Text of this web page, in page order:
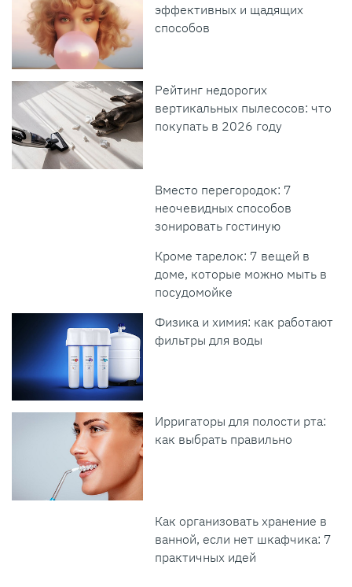
эффективных и щадящих
способов
Рейтинг недорогих
вертикальных пылесосов: что
покупать в 2026 году
Вместо перегородок: 7
неочевидных способов
зонировать гостиную
Кроме тарелок: 7 вещей в
доме, которые можно мыть в
посудомойке
Физика и химия: как работают
фильтры для воды
Ирригаторы для полости рта:
как выбрать правильно
Как организовать хранение в
ванной, если нет шкафчика: 7
практичных идей